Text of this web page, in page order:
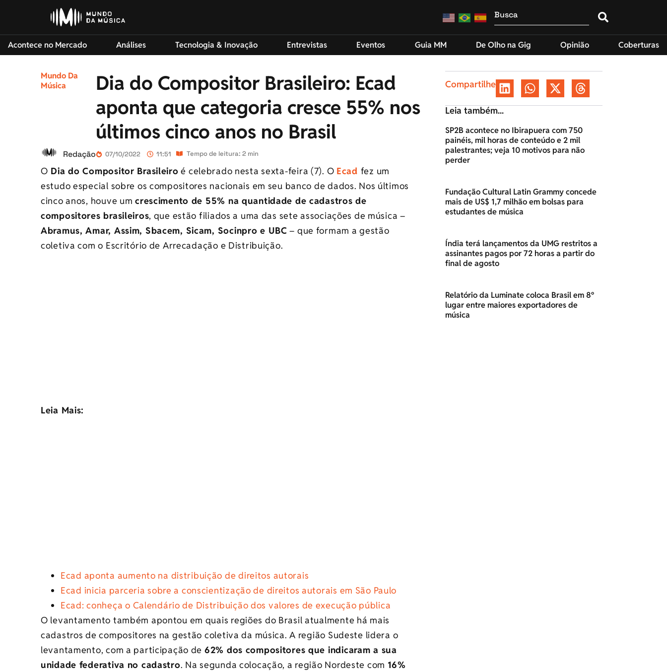
Acontece no Mercado Análises Tecnologia & Inovação Entrevistas Eventos Guia MM De Olho na Gig Opinião Coberturas
Mundo Da
Música
Dia do Compositor Brasileiro: Ecad
aponta que categoria cresce 55% nos
últimos cinco anos no Brasil
Redação 07/10/2022 11:51 Tempo de leitura: 2 min
O Dia do Compositor Brasileiro é celebrado nesta sexta-feira (7). O Ecad fez um
estudo especial sobre os compositores nacionais em seu banco de dados. Nos últimos
cinco anos, houve umcrescimento de 55% na quantidade de cadastros de
compositores brasileiros, que estão filiados a uma das sete associações de música –
Abramus, Amar, Assim, Sbacem, Sicam, Socinpro e UBC – que formam a gestão
coletiva com o Escritório de Arrecadação e Distribuição.
Leia Mais:
Ecad aponta aumento na distribuição de direitos autorais
Ecad inicia parceria sobre a conscientização de direitos autorais em São Paulo
Ecad: conheça o Calendário de Distribuição dos valores de execução pública
O levantamento também apontou em quais regiões do Brasil atualmente há mais
cadastros de compositores na gestão coletiva da música. A região Sudeste lidera o
levantamento, com a participação de 62% dos compositores que indicaram a sua
unidade federativa no cadastro. Na segunda colocação, a região Nordeste com 16%
Compartilhe
Leia também...
SP2B acontece no Ibirapuera com 750
painéis, mil horas de conteúdo e 2 mil
palestrantes; veja 10 motivos para não
perder
Fundação Cultural Latin Grammy concede
mais de US$ 1,7 milhão em bolsas para
estudantes de música
Índia terá lançamentos da UMG restritos a
assinantes pagos por 72 horas a partir do
final de agosto
Relatório da Luminate coloca Brasil em 8º
lugar entre maiores exportadores de
música